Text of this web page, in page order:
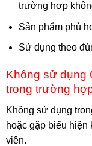
trường hợp
Sản phẩm phù
Sử dụng theo
Không sử dụng
trong trường
Không sử dụng
hoặc gặp biểu hiện
viên.